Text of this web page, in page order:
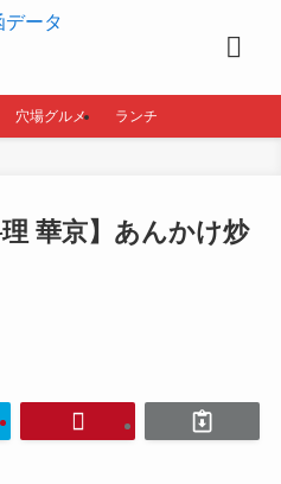
穴場グルメ ランチ
華京】あんかけ炒